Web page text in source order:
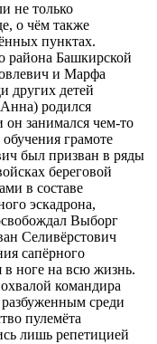
не только
о чём также
пунктах.
района Башкирской
и Марфа
других детей
родился
занимался чем-то
грамоте
был призван в ряды
береговой
в составе
эскадрона,
Выборг
Селивёрстович
сапёрного
в ноге на всю жизнь.
командира
среди
пулемёта
лишь репетицией